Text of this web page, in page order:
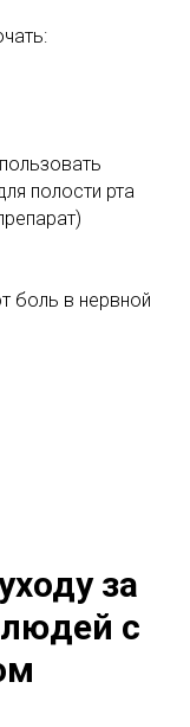
полости рта
боль в нервной
за
с